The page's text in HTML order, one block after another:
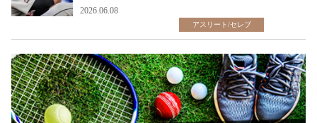
2026.06.08
アスリート/セレブ